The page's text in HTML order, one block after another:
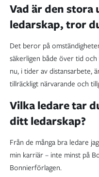
Vad är den
ledarskap, tror
Det beror på
säkerligen både över tid
nu, i tider av distansarbete,
tillräckligt närvarande och
Vilka ledare tar
ditt ledarskap?
Från de många bra ledare
min karriär – inte minst på
Bonnierförlagen.